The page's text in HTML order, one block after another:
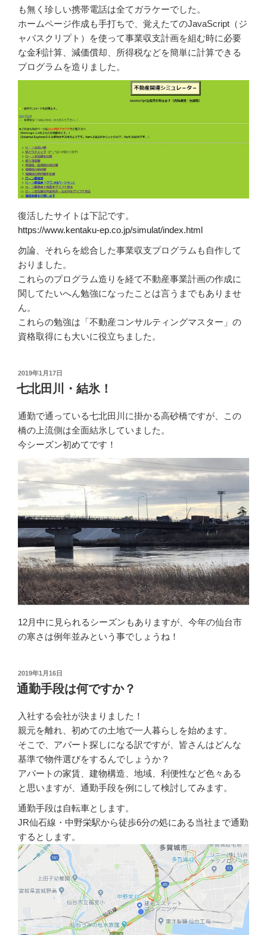
も無く珍しい携帯電話は全てガラケーでした。
ホームページ作成も手打ちで、覚えたてのJavaScript（ジ
ャバスクリプト）を使って事業収支計画を組む時に必要
な金利計算、減価償却、所得税などを簡単に計算できる
プログラムを造りました。
復活したサイトは下記です。
https://www.kentaku-ep.co.jp/simulat/index.html
勿論、それらを総合した事業収支プログラムも自作して
おりました。
これらのプログラム造りを経て不動産事業計画の作成に
関してたいへん勉強になったことは言うまでもありませ
ん。
これらの勉強は「不動産コンサルティングマスター」の
資格取得にも大いに役立ちました。
2019年1月17日
七北田川・結氷！
通勤で通っている七北田川に掛かる高砂橋ですが、この
橋の上流側は全面結氷していました。
今シーズン初めてです！
12月中に見られるシーズンもありますが、今年の仙台市
の寒さは例年並みという事でしょうね！
2019年1月16日
通勤手段は何ですか？
入社する会社が決まりました！
親元を離れ、初めての土地で一人暮らしを始めます。
そこで、アパート探しになる訳ですが、皆さんはどんな
基準で物件選びをするんでしょうか？
アパートの家賃、建物構造、地域、利便性など色々ある
と思いますが、通勤手段を例にして検討してみます。
通勤手段は自転車とします。
JR仙石線・中野栄駅から徒歩6分の処にある当社まで通勤
するとします。